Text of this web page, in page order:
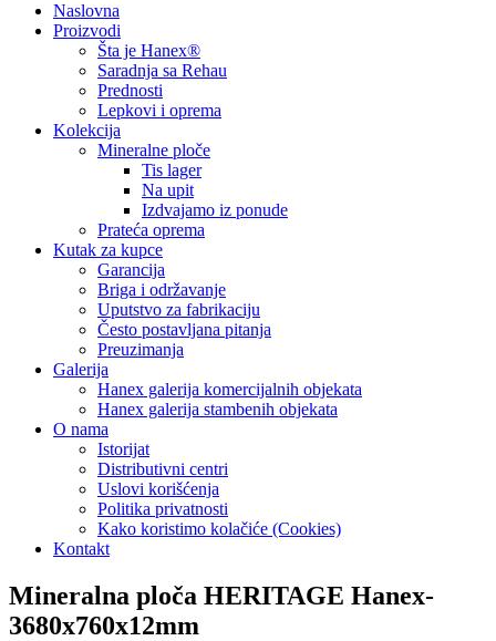
Naslovna
Proizvodi
Šta je Hanex®
Saradnja sa Rehau
Prednosti
Lepkovi i oprema
Kolekcija
Mineralne ploče
Tis lager
Na upit
Izdvajamo iz ponude
Prateća oprema
Kutak za kupce
Garancija
Briga i održavanje
Uputstvo za fabrikaciju
Često postavljana pitanja
Preuzimanja
Galerija
Hanex galerija komercijalnih objekata
Hanex galerija stambenih objekata
O nama
Istorijat
Distributivni centri
Uslovi korišćenja
Politika privatnosti
Kako koristimo kolačiće (Cookies)
Kontakt
Mineralna ploča HERITAGE Hanex-
3680x760x12mm